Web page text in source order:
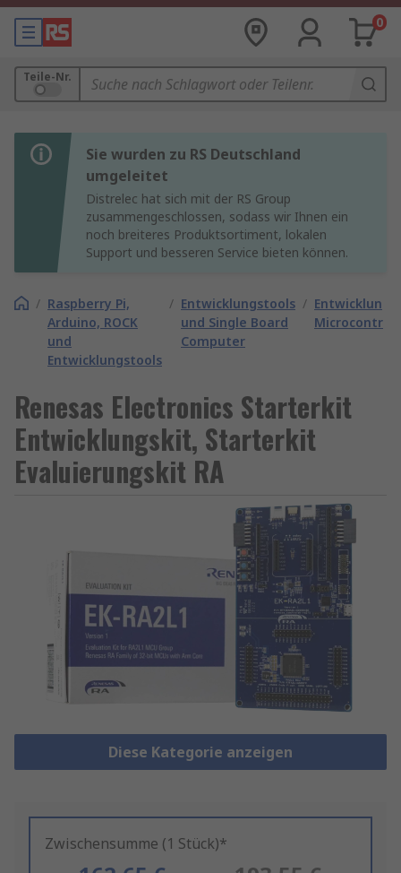
0
Teile-Nr.
Sie wurden zu RS Deutschland
umgeleitet
Distrelec hat sich mit der RS Group
zusammengeschlossen, sodass wir Ihnen ein
noch breiteres Produktsortiment, lokalen
Support und besseren Service bieten können.
/ Raspberry Pi,
Arduino, ROCK
und
Entwicklungstools
/ Entwicklungstools
und Single Board
Computer
/
Renesas Electronics Starterkit
Entwicklungskit, Starterkit
Evaluierungskit RA
Diese Kategorie anzeigen
Zwischensumme (1 Stück)*